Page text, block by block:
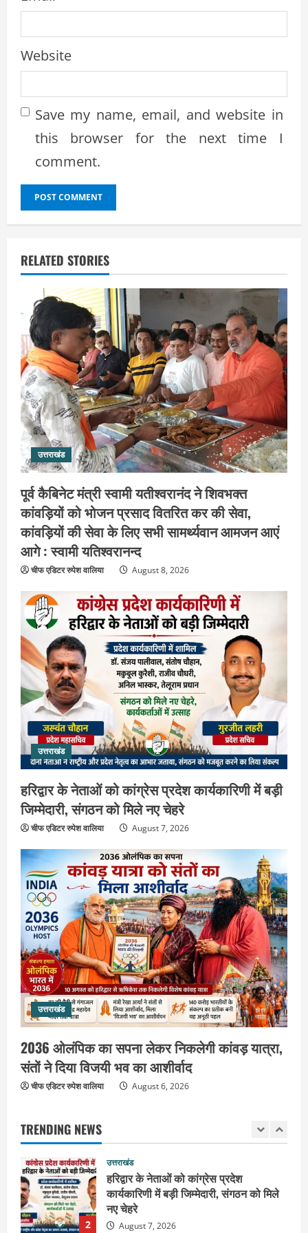
Website
Save my name, email, and website in
this browser for the next time I
comment.
RELATED STORIES
उत्तराखंड
पूर्व कैबिनेट मंत्री स्वामी यतीश्वरानंद ने शिवभक्त
कांवड़ियों को भोजन प्रसाद वितरित कर की सेवा,
कांवड़ियों की सेवा के लिए सभी सामर्थ्यवान आमजन आएं
आगे : स्वामी यतिश्वरानन्द
चीफ एडिटर रुपेश वालिया August 8, 2026
उत्तराखंड
हरिद्वार के नेताओं को कांग्रेस प्रदेश कार्यकारिणी में बड़ी
जिम्मेदारी, संगठन को मिले नए चेहरे
चीफ एडिटर रुपेश वालिया August 7, 2026
उत्तराखंड
2036 ओलंपिक का सपना लेकर निकलेगी कांवड़ यात्रा,
संतों ने दिया विजयी भव का आशीर्वाद
चीफ एडिटर रुपेश वालिया August 6, 2026
TRENDING NEWS
2
उत्तराखंड
हरिद्वार के नेताओं को कांग्रेस प्रदेश
कार्यकारिणी में बड़ी जिम्मेदारी, संगठन को मिले
नए चेहरे
August 7, 2026
3
उत्तराखंड
2036 ओलंपिक का सपना लेकर निकलेगी
कांवड़ यात्रा, संतों ने दिया विजयी भव का
आशीर्वाद
August 6, 2026
4
उत्तराखंड
एसआईआर के तहत जारी किए जा रहे नोटिसों
पर कांग्रेस ने जतायी आपत्ति, मतदाताओं को
परेशान करने का लगाया आरोप
August 6, 2026
5
उत्तराखंड
महंत यति रामस्वरूप आनंद गिरि को लेकर पूरे
दिन चला हाई वोल्टेज ड्रामा, चौकी से अपने
साथ ले गए यति नरसिंहानंद गिरी
August 5, 2026
1
उत्तराखंड
पूर्व कैबिनेट मंत्री स्वामी यतीश्वरानंद ने
शिवभक्त कांवड़ियों को भोजन प्रसाद वितरित
कर की सेवा, कांवड़ियों की सेवा के लिए सभी
सामर्थ्यवान आमजन आएं आगे : स्वामी
2
कार्यकारिणी में बड़ी जिम्मेदारी, संगठन को मिले
नए चेहरे
August 7, 2026
उत्तराखंड
2036 ओलंपिक का सपना लेकर निकलेगी